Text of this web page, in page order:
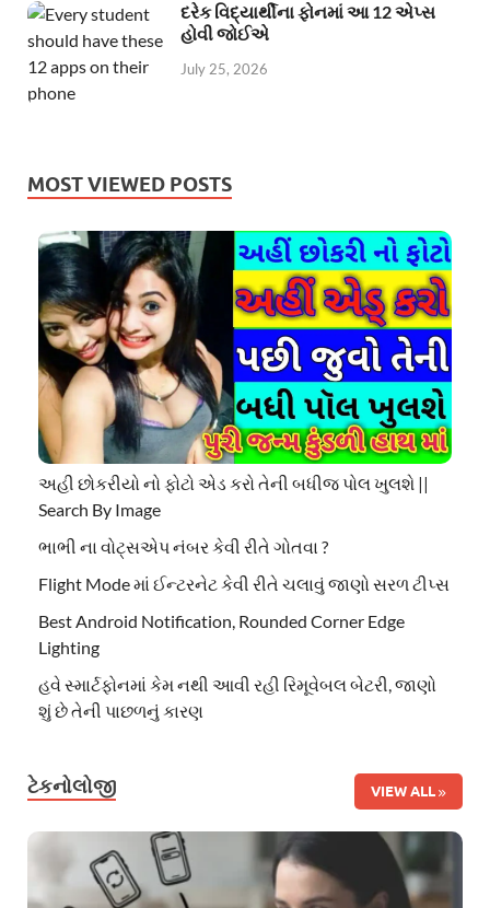
દરેક વિદ્યાર્થીના ફોનમાં આ 12 એપ્સ
હોવી જોઈએ
July 25, 2026
MOST VIEWED POSTS
અહી છોકરીયો નો ફોટો એડ કરો તેની બધીજ પોલ ખુલશે ||
Search By Image
ભાભી ના વોટ્સએપ નંબર કેવી રીતે ગોતવા ?
Flight Mode માં ઈન્ટરનેટ કેવી રીતે ચલાવું જાણો સરળ ટીપ્સ
Best Android Notification, Rounded Corner Edge
Lighting
હવે સ્માર્ટફોનમાં કેમ નથી આવી રહી રિમૂવેબલ બેટરી, જાણો
શું છે તેની પાછળનું કારણ
ટેકનોલોજી VIEW ALL